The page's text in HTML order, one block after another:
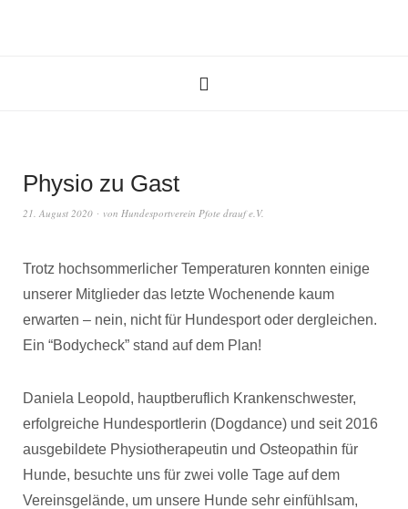
Physio zu Gast
21. August 2020 von Hundesportverein Pfote drauf e.V.
Trotz hochsommerlicher Temperaturen konnten einige
unserer Mitglieder das letzte Wochenende kaum
erwarten – nein, nicht für Hundesport oder dergleichen.
Ein “Bodycheck” stand auf dem Plan!
Daniela Leopold, hauptberuflich Krankenschwester,
erfolgreiche Hundesportlerin (Dogdance) und seit 2016
ausgebildete Physiotherapeutin und Osteopathin für
Hunde, besuchte uns für zwei volle Tage auf dem
Vereinsgelände, um unsere Hunde sehr einfühlsam,